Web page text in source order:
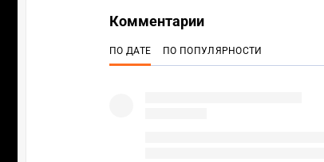
Комментарии
ПО ДАТЕ ПО ПОПУЛЯРНОСТИ